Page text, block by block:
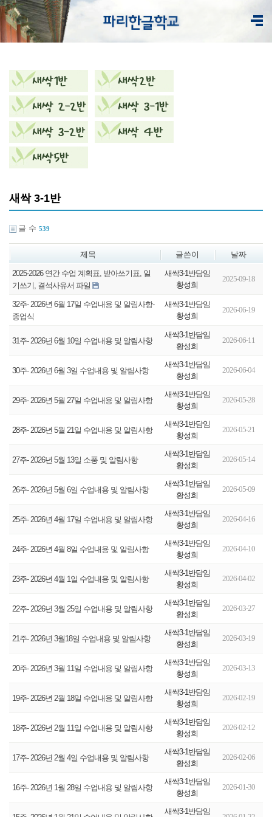
새싹 3-1반
글 수 539
제목 글쓴이 날짜
2025-2026 연간 수업 계획표, 받아쓰기표, 일
기쓰기, 결석사유서 파일
새싹3-1반담임
황성희
2025-09-18
32주- 2026년 6월 17일 수업내용 및 알림사항-
종업식
새싹3-1반담임
황성희
2026-06-19
31주- 2026년 6월 10일 수업내용 및 알림사항
새싹3-1반담임
황성희
2026-06-11
30주- 2026년 6월 3일 수업내용 및 알림사항
새싹3-1반담임
황성희
2026-06-04
29주- 2026년 5월 27일 수업내용 및 알림사항
새싹3-1반담임
황성희
2026-05-28
28주- 2026년 5월 21일 수업내용 및 알림사항
새싹3-1반담임
황성희
2026-05-21
27주- 2026년 5월 13일 소풍 및 알림사항
새싹3-1반담임
황성희
2026-05-14
26주- 2026년 5월 6일 수업내용 및 알림사항
새싹3-1반담임
황성희
2026-05-09
25주- 2026년 4월 17일 수업내용 및 알림사항
새싹3-1반담임
황성희
2026-04-16
24주- 2026년 4월 8일 수업내용 및 알림사항
새싹3-1반담임
황성희
2026-04-10
23주- 2026년 4월 1일 수업내용 및 알림사항
새싹3-1반담임
황성희
2026-04-02
22주- 2026년 3월 25일 수업내용 및 알림사항
새싹3-1반담임
황성희
2026-03-27
21주- 2026년 3월18일 수업내용 및 알림사항
새싹3-1반담임
황성희
2026-03-19
20주- 2026년 3월 11일 수업내용 및 알림사항
새싹3-1반담임
황성희
2026-03-13
19주- 2026년 2월 18일 수업내용 및 알림사항
새싹3-1반담임
황성희
2026-02-19
18주- 2026년 2월 11일 수업내용 및 알림사항
새싹3-1반담임
황성희
2026-02-12
17주- 2026년 2월 4일 수업내용 및 알림사항
새싹3-1반담임
황성희
2026-02-06
16주- 2026년 1월 28일 수업내용 및 알림사항
새싹3-1반담임
황성희
2026-01-30
새싹3-1반담임